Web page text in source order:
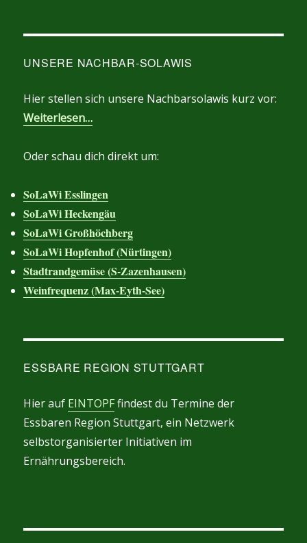
UNSERE NACHBAR-SOLAWIS
Hier stellen sich unsere Nachbarsolawis kurz vor:
Weiterlesen…
Oder schau dich direkt um:
SoLaWi Esslingen
SoLaWi Heckengäu
SoLaWi Großhöchberg
SoLaWi Hopfenhof (Nürtingen)
Stadtrandgemüse (S-Zazenhausen)
Weinfrequenz (Max-Eyth-See)
ESSBARE REGION STUTTGART
Hier auf EINTOPFfindest du Termine der
Essbaren Region Stuttgart, ein Netzwerk
selbstorganisierter Initiativen im
Ernährungsbereich.